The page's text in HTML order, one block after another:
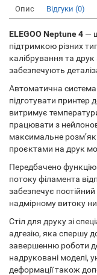
Опис Відгуки (0)
ELEGOO Neptune 4 —
підтримкою різних
калібрування та
забезпечують
Автоматична
підготувати
витримує
працювати з
максимальне
проєктами на друк
Передбачено
потоку філамента
забезпечує
надмірному витоку
Стіл для друку зі
адгезію, яка спершу
завершенню роботи
надруковані моделі,
деформації також